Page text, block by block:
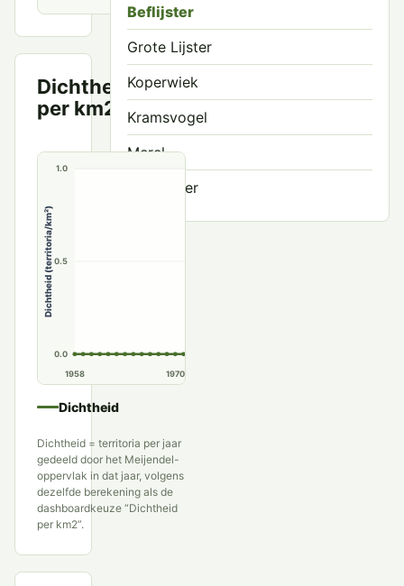
Dichtheid
per km2
Territoria
0.0
0.5
1.0
Dichtheid (territoria/km²)
1958 1970
Dichtheid
Dichtheid = territoria per jaar
gedeeld door het Meijendel-
oppervlak in dat jaar, volgens
dezelfde berekening als de
dashboardkeuze “Dichtheid
per km2”.
Beflijster
Grote Lijster
Koperwiek
Kramsvogel
Merel
Zanglijster